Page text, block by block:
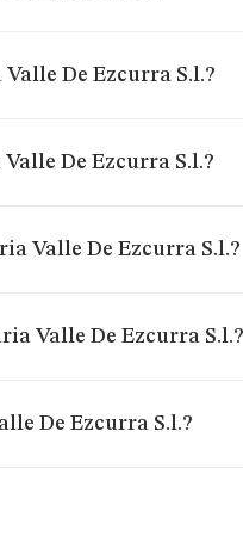
De Ezcurra S.l.?
De Ezcurra S.l.?
Valle De Ezcurra S.l.?
Valle De Ezcurra S.l.?
De Ezcurra S.l.?